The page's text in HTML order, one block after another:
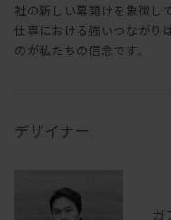
社の新しい幕開けを象徴し
仕事における強いつながり
のが私たちの信念です。
デザイナー
ガ